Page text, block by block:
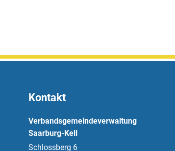
Kontakt
Verbandsgemeindeverwaltung
Saarburg-Kell
Schlossberg 6